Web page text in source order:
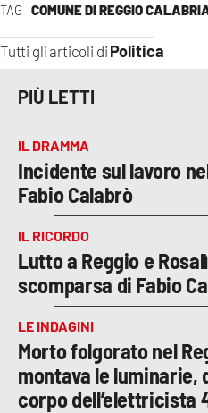
TAG COMUNE DI REGGIO
Tutti gli articoli di Politica
PIÙ LETTI
IL DRAMMA
Incidente sul lavoro
Fabio Calabrò
IL RICORDO
Lutto a Reggio e
scomparsa di Fabio
LE INDAGINI
Morto folgorato nel
montava le luminarie,
corpo dell’elettricista